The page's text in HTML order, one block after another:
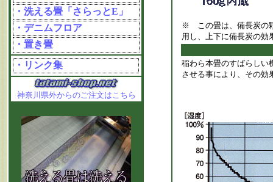
・洗える畳「さらっとE」
・デニムフロア
・置き畳
・リンク集
神奈川県外からのご注文はこちら
※ この畳は、備長炭の
用し、上下に備長炭の効
稲わら本畳のすばらしい
させる事により、その効